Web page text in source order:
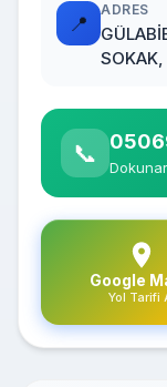
📍
ADRES
📞
Google
Yol Tarifi